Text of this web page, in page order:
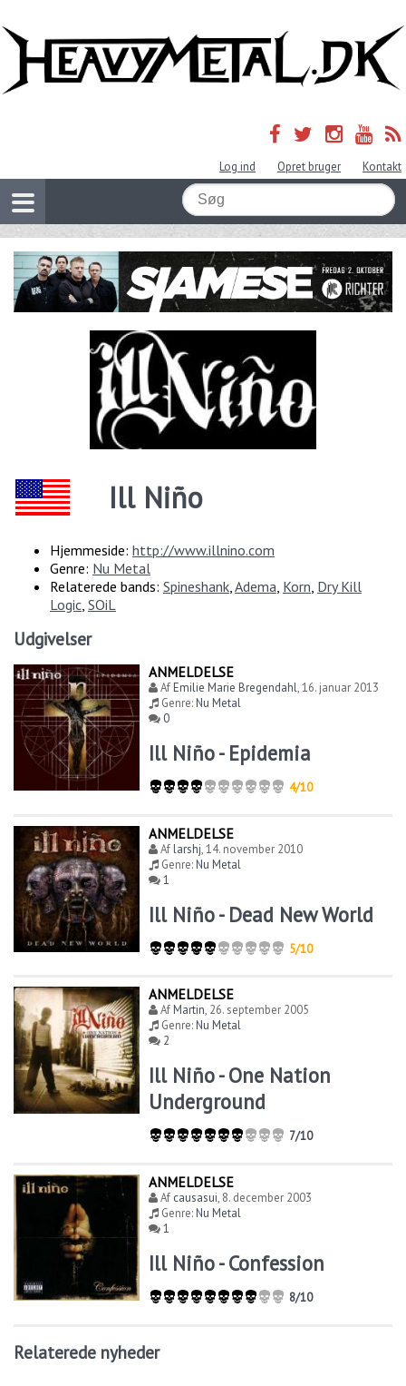
Log ind Opret bruger Kontakt
Ill Niño
Hjemmeside: http://www.illnino.com
Genre: Nu Metal
Relaterede bands: Spineshank Adema Korn Dry Kill
Logic SOiL
Udgivelser
ANMELDELSE
AfEmilie Marie Bregendahl,16. januar 2013
Genre:Nu Metal
0
Ill Niño - Epidemia
4/10
ANMELDELSE
Aflarshj,14. november 2010
Genre:Nu Metal
1
Ill Niño - Dead New World
5/10
ANMELDELSE
AfMartin, 26. september 2005
Genre:Nu Metal
2
Ill Niño - One Nation
Underground
7/10
ANMELDELSE
Af causasui, 8. december 2003
Genre:Nu Metal
1
Ill Niño - Confession
8/10
Relaterede nyheder